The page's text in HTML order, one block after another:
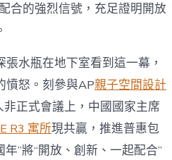
合的強烈信號，充足證明開放
水瓶在地下室看到這一幕，
憤怒。刻參與AP親子空間設計
正式會議上，中國國家主席
R3 寓所現共贏，推進普惠包
”將“開放、創新、一起配合”